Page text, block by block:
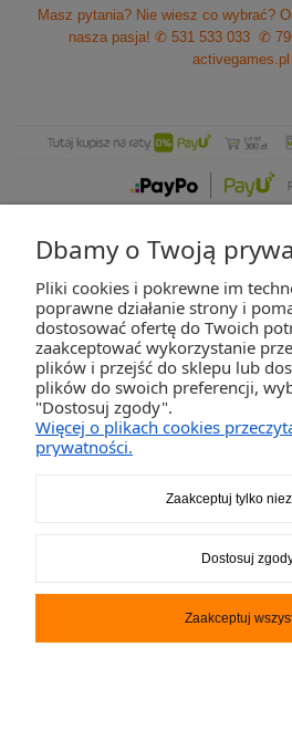
Masz pytania? Nie wiesz co wybrać?
nasza pasja! ✆ 531 533 033 ✆
activegames.pl
ZAKUPY
POMOC
2K-Invest Sp. j. Ul. Św. Wojciecha 60, 41-922
Dbamy o Twoją
Pliki cookies i pokrewne im
poprawne działanie strony i
dostosować ofertę do Twoich
zaakceptować wykorzystanie
plików i przejść do sklepu lub
plików do swoich preferencji,
"Dostosuj zgody".
Więcej o plikach cookies
prywatności.
Zaakceptuj tylko
Dostosuj
Zaakceptuj